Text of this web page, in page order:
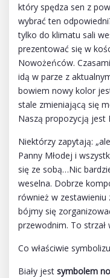
który spędza sen z
wybrać ten
tylko do klimatu sali
prezentować się w
Nowożeńców.
idą w parze z
bowiem nowy kolor
stale zmieniającą się
Naszą propozycją jest
Niektórzy zapytają:
Panny Młodej i
się ze sobą…Nic
weselna. Dobrze
również w zestawieniu
bójmy się
przewodnim. To strzał
Co właściwie
Biały jest symbolem